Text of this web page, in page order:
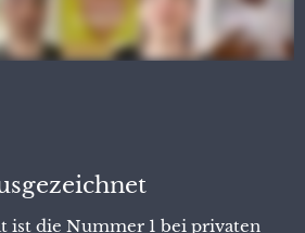
ist die Nummer 1 bei privaten